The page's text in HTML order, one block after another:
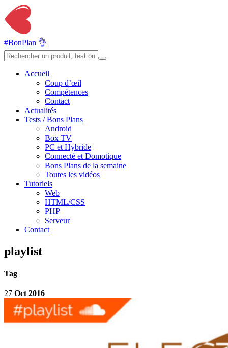
#BonPlan 👌
Accueil
Coup d’œil
Compétences
Contact
Actualités
Tests / Bons Plans
Android
Box TV
PC et Hybride
Connecté et Domotique
Bons Plans de la semaine
Toutes les vidéos
Tutoriels
Web
HTML/CSS
PHP
Serveur
Contact
playlist
Tag
27 Oct 2016